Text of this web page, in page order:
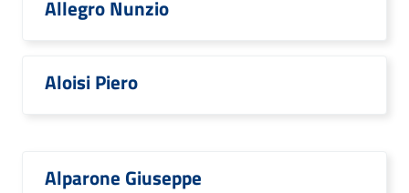
Allegro Nunzio
Aloisi Piero
Alparone Giuseppe